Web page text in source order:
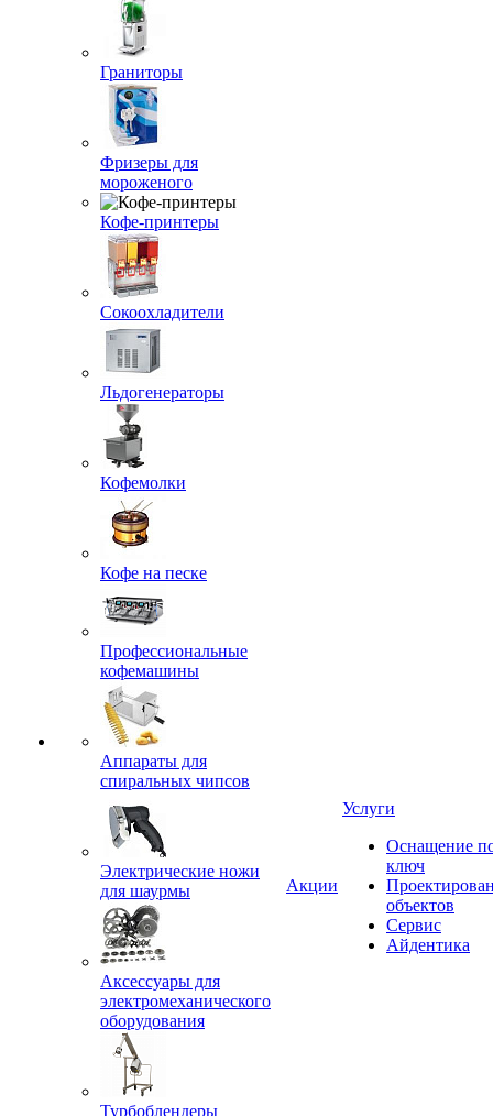
Граниторы
Фризеры для
мороженого
Кофе-принтеры
Сокоохладители
Льдогенераторы
Кофемолки
Кофе на песке
Профессиональные
кофемашины
Аппараты для
спиральных чипсов
Электрические ножи
для шаурмы
Аксессуары для
электромеханического
оборудования
Турбоблендеры
Акции
Услуги
Оснащение
ключ
объектов
Сервис
Айдентика